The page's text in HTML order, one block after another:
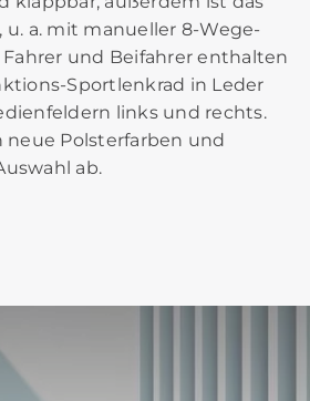
a. mit manueller 8-Wege-
und Beifahrer enthalten
Sportlenkrad in Leder
links und rechts.
Polsterfarben und
ab.